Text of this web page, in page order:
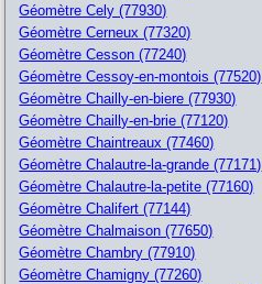
Géomètre Cely (77930)
Géomètre Cerneux (77320)
Géomètre Cesson (77240)
Géomètre Cessoy-en-montois (77520)
Géomètre Chailly-en-biere (77930)
Géomètre Chailly-en-brie (77120)
Géomètre Chaintreaux (77460)
Géomètre Chalautre-la-grande (77171)
Géomètre Chalautre-la-petite (77160)
Géomètre Chalifert (77144)
Géomètre Chalmaison (77650)
Géomètre Chambry (77910)
Géomètre Chamigny (77260)